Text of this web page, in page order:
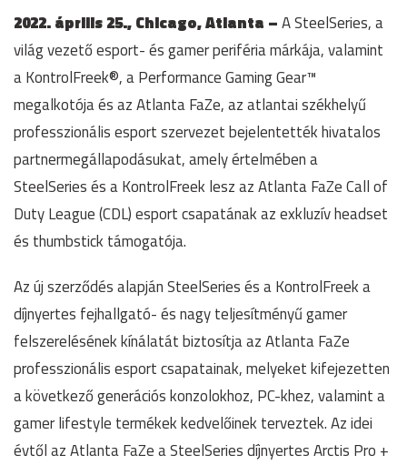
2022. április 25.,Chicago, Atlanta –A SteelSeries, a
világ vezető esport- és gamer periféria márkája, valamint
a KontrolFreek®, a Performance Gaming Gear™
megalkotója és az Atlanta FaZe, az atlantai székhelyű
professzionális esport szervezet bejelentették hivatalos
partnermegállapodásukat, amely értelmében a
SteelSeries és a KontrolFreek lesz az Atlanta FaZe Call of
Duty League (CDL) esport csapatának az exkluzív headset
és thumbstick támogatója.
Az új szerződés alapján SteelSeries és a KontrolFreek a
díjnyertes fejhallgató- és nagy teljesítményű gamer
felszerelésének kínálatát biztosítja az Atlanta FaZe
professzionális esport csapatainak, melyeket kifejezetten
a következő generációs konzolokhoz, PC-khez, valamint a
gamer lifestyle termékek kedvelőinek terveztek. Az idei
évtől az Atlanta FaZe a SteelSeries díjnyertes Arctis Pro +